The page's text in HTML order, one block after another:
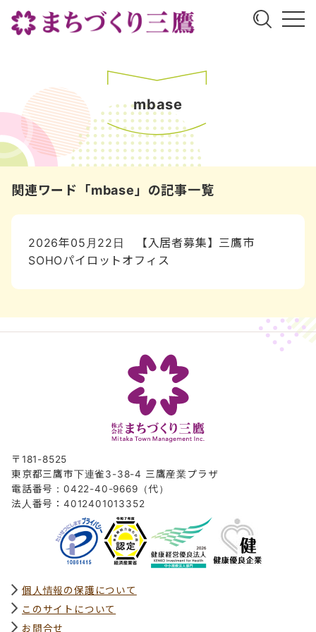
mbase
関連ワード「mbase」の記事一覧
2026年05月22日
【入居者募集】三鷹市
SOHOパイロットオフィス
〒181-8525
東京都三鷹市下連雀3-38-4 三鷹産業プラザ
電話番号：0422-40-9669（代）
法人番号：4012401013352
個人情報の保護について
このサイトについて
お問合せ